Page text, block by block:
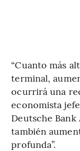
“Cuanto más
terminal,
ocurrirá una
economista
Deutsche Bank
también
profunda”.